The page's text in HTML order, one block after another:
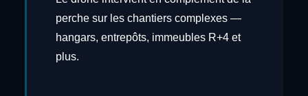
perche sur les chantiers complexes —
hangars, entrepôts, immeubles R+4 et
plus.